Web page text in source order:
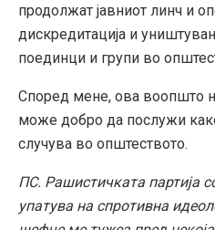
продолжат јавниот линч и
дискредитација и
поединци и групи во
Според мене, ова воопшто
може добро да послужи
случува во општеството.
ПС. Рашистичката партија
упатува на спротивна